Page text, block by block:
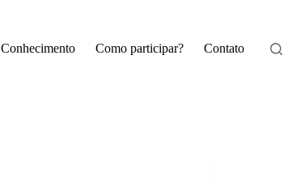
Como participar? Contato